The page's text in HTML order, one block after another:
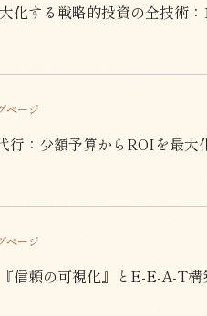
化する戦略的投資の全技術
ページ
行：少額予算からROIを最
ページ
信頼の可視化』とE-E-A-T